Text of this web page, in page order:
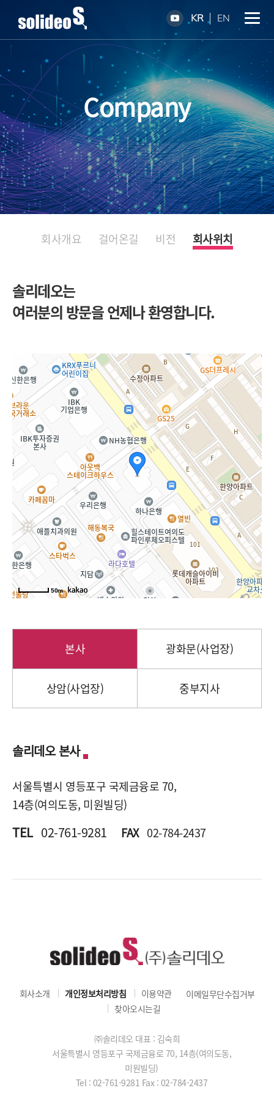
KR EN
Company
회사개요 걸어온길 비전 회사위치
솔리데오는
여러분의 방문을 언제나 환영합니다.
50m
본사 광화문(사업장)
상암(사업장) 중부지사
솔리데오 본사
서울특별시 영등포구 국제금융로 70,
14층(여의도동, 미원빌딩)
TEL 02-761-9281 FAX 02-784-2437
회사소개 개인정보처리방침 이용약관
이메일무단수집거부
찾아오시는길
㈜솔리데오 대표 : 김숙희
서울특별시 영등포구 국제금융로 70, 14층(여의도동,
미원빌딩)
Tel : 02-761-9281 Fax : 02-784-2437